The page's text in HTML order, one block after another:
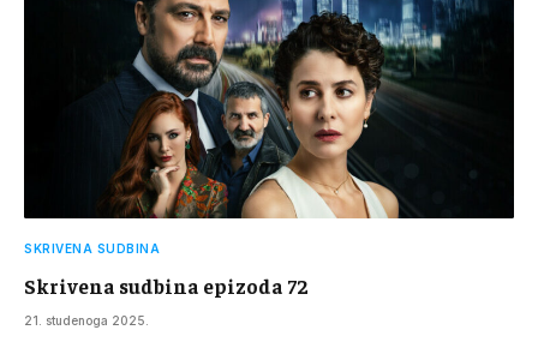
SKRIVENA SUDBINA
Skrivena sudbina epizoda 72
21. studenoga 2025.